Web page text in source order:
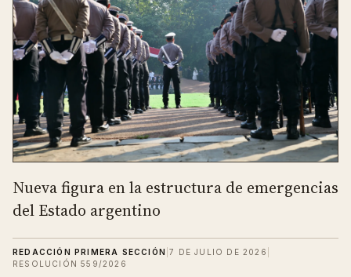
Nueva figura en la estructura de emergencias
del Estado argentino
REDACCIÓN PRIMERA SECCIÓN |7 DE JULIO DE 2026
RESOLUCIÓN 559/2026